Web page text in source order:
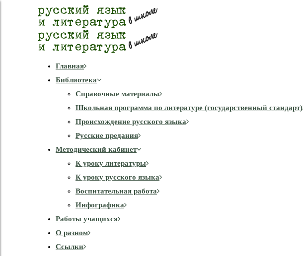
Главная
Библиотека
Справочные материалы
Школьная программа по литературе (государственный стандарт)
Происхождение русского языка
Русские предания
Методический кабинет
К уроку литературы
К уроку русского языка
Воспитательная работа
Инфографика
Работы учащихся
О разном
Cсылки